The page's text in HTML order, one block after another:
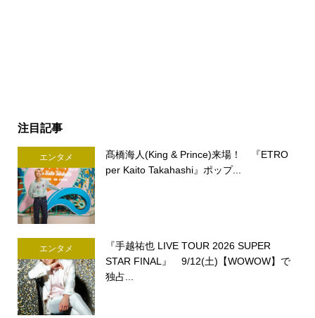
注目記事
エンタメ
髙橋海人(King & Prince)来場！ 『ETRO
per Kaito Takahashi』ポップ...
エンタメ
『手越祐也 LIVE TOUR 2026 SUPER
STAR FINAL』 9/12(土)【WOWOW】で
独占...